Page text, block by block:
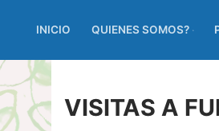
INICIO QUIENES SOMOS?
VISITAS A